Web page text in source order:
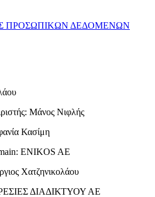
ΠΡΟΣΩΠΙΚΩΝ ΔΕΔΟΜΕΝΩΝ
Μάνος Νιφλής
Κασίμη
ENIKOS AE
Χατζηνικολάου
ΔΙΑΔΙΚΤΥΟΥ ΑΕ